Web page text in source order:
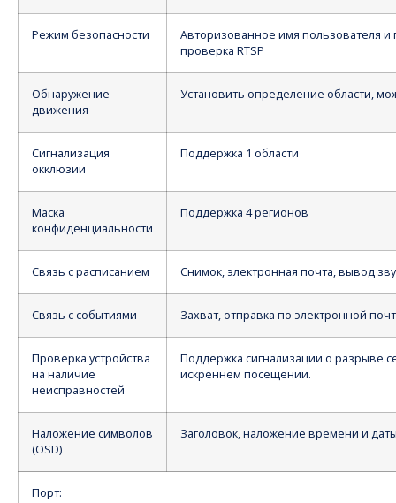
Режим безопасности
Авторизованное имя пользователя
проверка RTSP
Обнаружение
движения
Установить определение области,
Сигнализация
окклюзии
Поддержка 1 области
Маска
конфиденциальности
Поддержка 4 регионов
Связь с расписанием Снимок, электронная почта, вывод
Связь с событиями Захват, отправка по электронной
Проверка устройства
на наличие
неисправностей
Поддержка сигнализации о разрыве
искреннем посещении.
Наложение символов
(OSD)
Заголовок, наложение времени и
Порт: